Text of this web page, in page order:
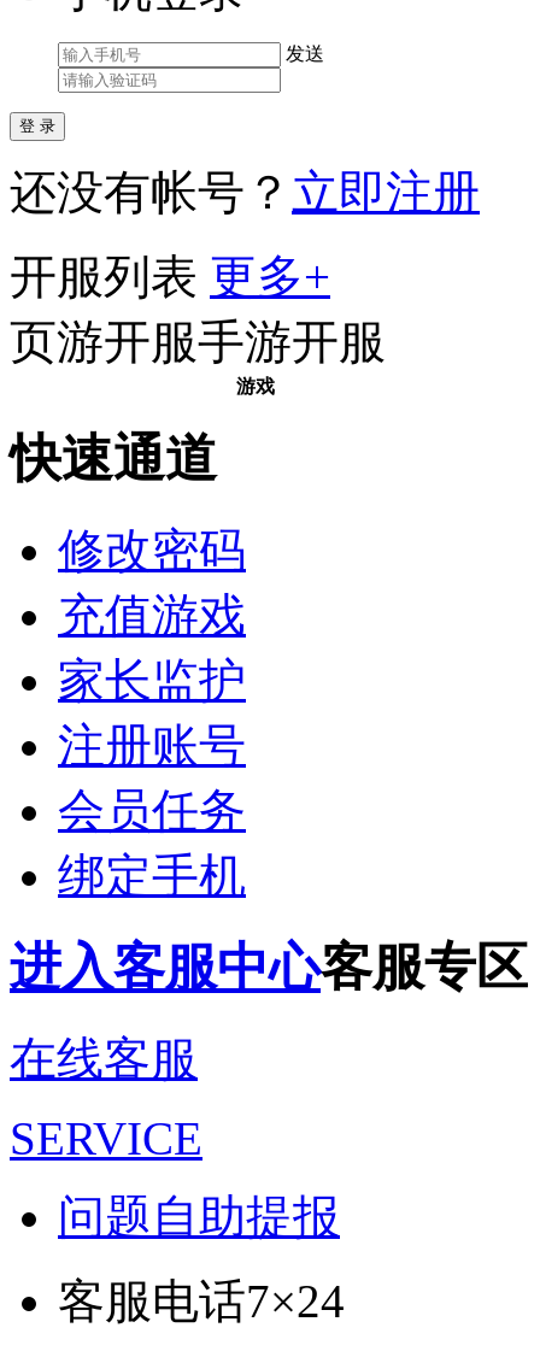
发送
还没有帐号？ 立即注册
开服列表 更多+
页游开服手游开服
游戏
快速通道
修改密码
充值游戏
家长监护
注册账号
会员任务
绑定手机
进入客服中心客服专区
在线客服
SERVICE
问题自助提报
客服电话7×24